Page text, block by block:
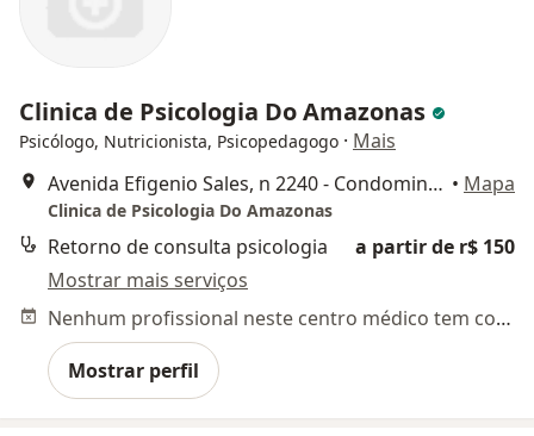
Clinica de Psicologia Do Amazonas
Psicólogo, Nutricionista, Psicopedagogo · Mais
Avenida Efigenio Sales, n 2240 - Condominio Boulevard Mundi - Bloco A, sala 102 1o andar), Manaus • Mapa
Clinica de Psicologia Do Amazonas
Retorno de consulta psicologia
a partir de r$ 150
Mostrar mais serviços
Nenhum profissional neste centro médico tem consultas disponíveis
Mostrar perfil